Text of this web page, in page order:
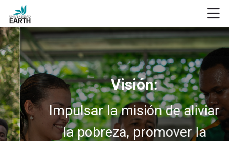
Skip to navigation
Skip to login form
Salta al contenido principal
Skip to footer
Página Principal
Guía de Uso Campus Virtual (Moodle)Archivo
Visión:
Impulsar la misión de aliviar
la pobreza, promover la